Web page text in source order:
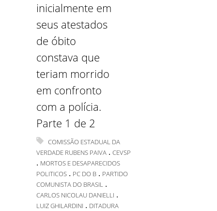
inicialmente em
seus atestados
de óbito
constava que
teriam morrido
em confronto
com a polícia.
Parte 1 de 2
COMISSÃO ESTADUAL DA
VERDADE RUBENS PAIVA . CEVSP
. MORTOS E DESAPARECIDOS
POLITICOS . PC DO B . PARTIDO
COMUNISTA DO BRASIL .
CARLOS NICOLAU DANIELLI .
LUIZ GHILARDINI . DITADURA